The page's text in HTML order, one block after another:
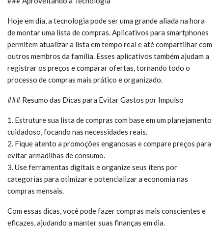
Hoje em dia, a tecnologia pode ser uma grande aliada na hora
de montar uma lista de compras. Aplicativos para smartphones
permitem atualizar a lista em tempo real e até compartilhar com
outros membros da família. Esses aplicativos também ajudam a
registrar os preços e comparar ofertas, tornando todo o
processo de compras mais prático e organizado.
### Resumo das Dicas para Evitar Gastos por Impulso
1. Estruture sua lista de compras com base em um planejamento
cuidadoso, focando nas necessidades reais.
2. Fique atento a promoções enganosas e compare preços para
evitar armadilhas de consumo.
3. Use ferramentas digitais e organize seus itens por
categorias para otimizar e potencializar a economia nas
compras mensais.
Com essas dicas, você pode fazer compras mais conscientes e
eficazes, ajudando a manter suas finanças em dia.